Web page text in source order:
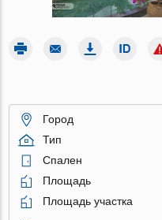
Город
Тип
Спален
Площадь
Площадь участка